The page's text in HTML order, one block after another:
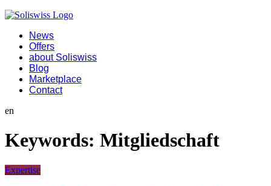
News
Offers
about Soliswiss
Blog
Marketplace
Contact
en
Keywords: Mitgliedschaft
Expertise